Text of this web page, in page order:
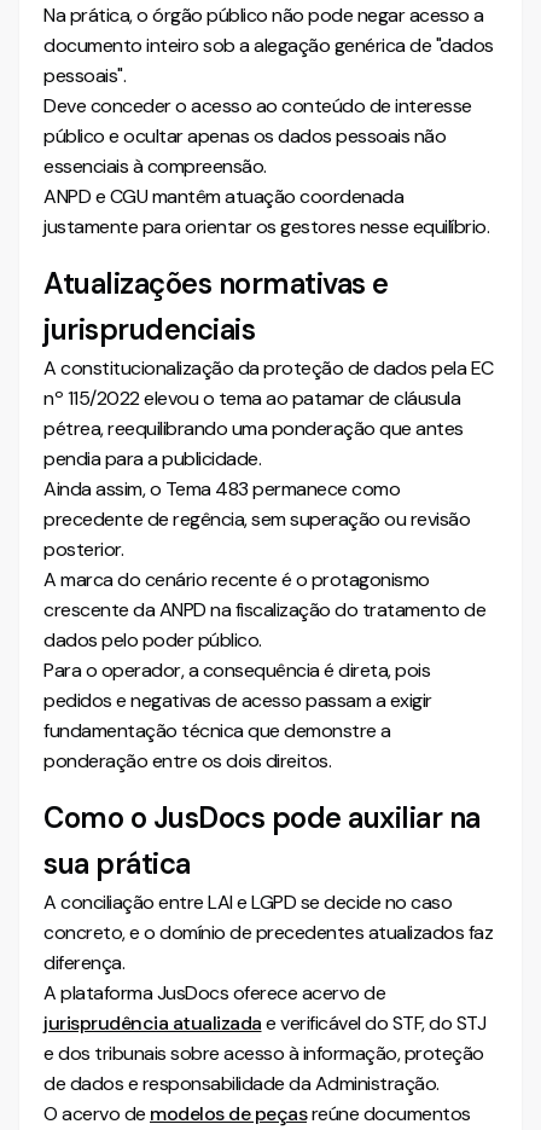
Na prática, o órgão público não pode negar acesso a
documento inteiro sob a alegação genérica de "dados
pessoais".
Deve conceder o acesso ao conteúdo de interesse
público e ocultar apenas os dados pessoais não
essenciais à compreensão.
ANPD e CGU mantêm atuação coordenada
justamente para orientar os gestores nesse equilíbrio.
Atualizações normativas e
jurisprudenciais
A constitucionalização da proteção de dados pela EC
nº 115/2022 elevou o tema ao patamar de cláusula
pétrea, reequilibrando uma ponderação que antes
pendia para a publicidade.
Ainda assim, o Tema 483 permanece como
precedente de regência, sem superação ou revisão
posterior.
A marca do cenário recente é o protagonismo
crescente da ANPD na fiscalização do tratamento de
dados pelo poder público.
Para o operador, a consequência é direta, pois
pedidos e negativas de acesso passam a exigir
fundamentação técnica que demonstre a
ponderação entre os dois direitos.
Como o JusDocs pode auxiliar na
sua prática
A conciliação entre LAI e LGPD se decide no caso
concreto, e o domínio de precedentes atualizados faz
diferença.
A plataforma JusDocs oferece acervo de
jurisprudência atualizadae verificável do STF, do STJ
e dos tribunais sobre acesso à informação, proteção
de dados e responsabilidade da Administração.
O acervo de modelos de peçasreúne documentos